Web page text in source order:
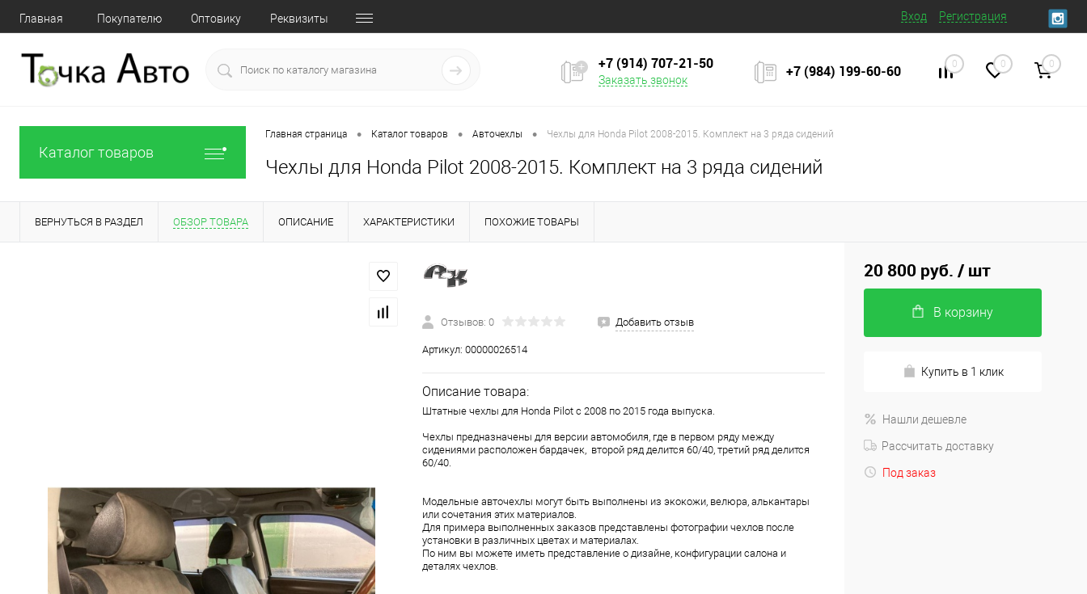
Главная Покупателю Оптовику Реквизиты Вход Регистрация
+7 (914) 707‒21‒50
Заказать звонок +7 (984) 199‒60‒60 0 0 0
Каталог товаров
Главная страница • Каталог товаров • Авточехлы • Чехлы для Honda Pilot 2008-2015. Комплект на 3 ряда сидений
Чехлы для Honda Pilot 2008-2015. Комплект на 3 ряда сидений
ВЕРНУТЬСЯ В РАЗДЕЛ ОБЗОР ТОВАРА ОПИСАНИЕ ХАРАКТЕРИСТИКИ ПОХОЖИЕ ТОВАРЫ
Отзывов: 0 Добавить отзыв
Артикул: 00000026514
Описание товара:
Штатные чехлы для Honda Pilot с 2008 по 2015 года выпуска.
Чехлы предназначены для версии автомобиля, где в первом ряду между
сидениями расположен бардачек, второй ряд делится 60/40, третий ряд делится
60/40.
Модельные авточехлы могут быть выполнены из экокожи, велюра, алькантары
или сочетания этих материалов.
Для примера выполненных заказов представлены фотографии чехлов после
установки в различных цветах и материалах.
По ним вы можете иметь представление о дизайне, конфигурации салона и
деталях чехлов.
20 800 руб. / шт
В корзину
Купить в 1 клик
Нашли дешевле
Рассчитать доставку
Под заказ